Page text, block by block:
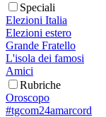
Speciali
Elezioni Italia
Elezioni estero
Grande Fratello
L'isola dei famosi
Amici
Rubriche
Oroscopo
#tgcom24amarcord